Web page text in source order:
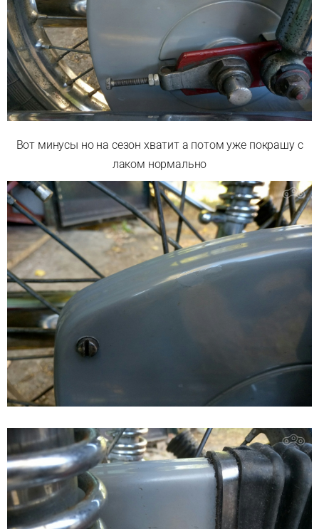
Вот минусы но на сезон хватит а потом уже покрашу с
лаком нормально